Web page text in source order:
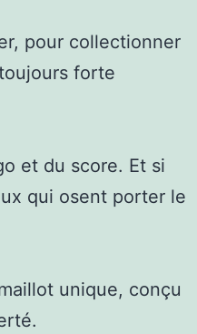
pour collectionner
forte
et du score. Et si
qui osent porter le
unique, conçu